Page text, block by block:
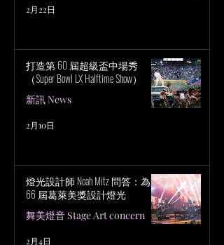
2月22日
打造第 60 屆超級盃中場秀
（Super Bowl LX Halftime Show）
新訊 News
2月10日
燈光設計師 Noah Mitz 問答：為第
66 屆葛萊美獎設計燈光
舞美燈音 Stage Art concern
2月4日